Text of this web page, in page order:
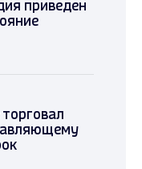
приведен